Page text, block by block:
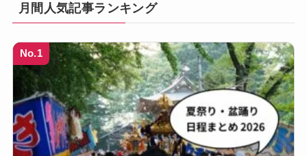
月間人気記事ランキング
No.1